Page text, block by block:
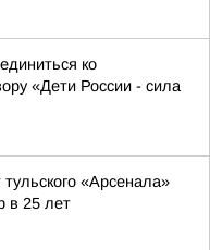
ко
«Дети России - сила
«Арсенала»
в 25 лет